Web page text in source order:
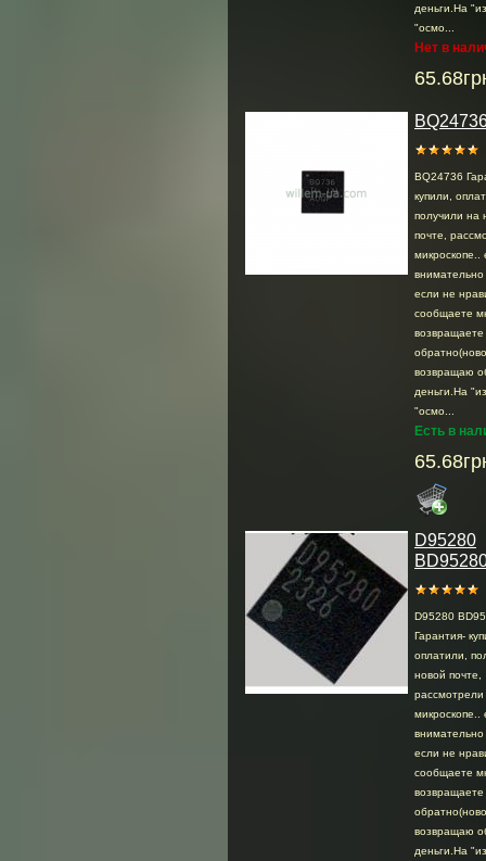
деньги.На
"осмо...
Нет в
BQ24736
купили,
получили на
почте,
микроскопе..
внимательно
если не
сообщаете
возвращаете
возвращаю
деньги.На
"осмо...
Есть в
D95280
D95280
Гарантия-
оплатили,
новой почте,
микроскопе..
внимательно
если не
сообщаете
возвращаете
возвращаю
деньги.На